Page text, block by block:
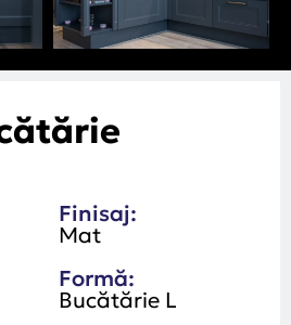
Finisaj:
Mat
Formă:
Bucătărie L